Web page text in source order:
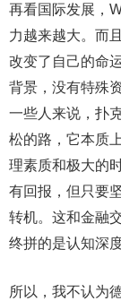
再看国际发展，
力越来越大。而
改变了自己的命
背景，没有特殊
一些人来说，扑
松的路，它本质
理素质和极大的
有回报，但只要
转机。这和金融
终拼的是认知深
所以，我不认为